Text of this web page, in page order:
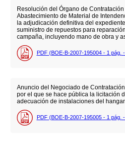
Resolución del Órgano de
Abastecimiento de Material de
la adjudicación definitiva del
suministro de repuestos para
campaña, incluyendo mano de obra y
PDF (BOE-B-2007-195004 - 1 pág.
Anuncio del Negociado de
por el que se hace pública la licitación
adecuación de instalaciones del
PDF (BOE-B-2007-195005 - 1 pág.